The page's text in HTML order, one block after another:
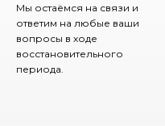
Мы остаёмся на связи и
ответим на любые ваши
вопросы в ходе
восстановительного
периода.